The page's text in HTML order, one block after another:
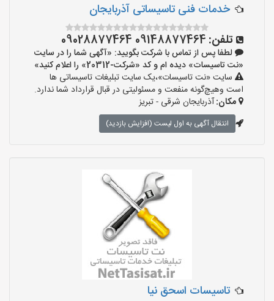
خدمات فنی تاسیساتی آذربایجان
تلفن: 09148877464 09028877464
لطفا پس از تماس با شرکت بگویید: «آگهی شما را در سایت
«نت تاسیسات» دیده ام و کد «شرکت-20312» را اعلام کنید»
سایت «نت تاسیسات»،یک سایت تبلیغات تاسیساتی ها
است وهیچ‌گونه منفعت و مسئولیتی در قبال قرارداد شما ندارد.
مکان:آذربایجان شرقی - تبریز
انتقال آگهی به اول لیست (افزایش بازدید)
تاسیسات اسحق نیا